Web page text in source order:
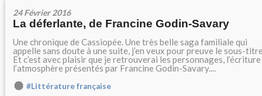
24 Février 2016
La déferlante, de Francine Godin-Savary
Une chronique de Cassiopée. Une très belle saga familiale qui
appelle sans doute à une suite, j’en veux pour preuve le sous-
Et c’est avec plaisir que je retrouverai les personnages,
l’atmosphère présentés par Francine Godin-Savary....
#Littérature française